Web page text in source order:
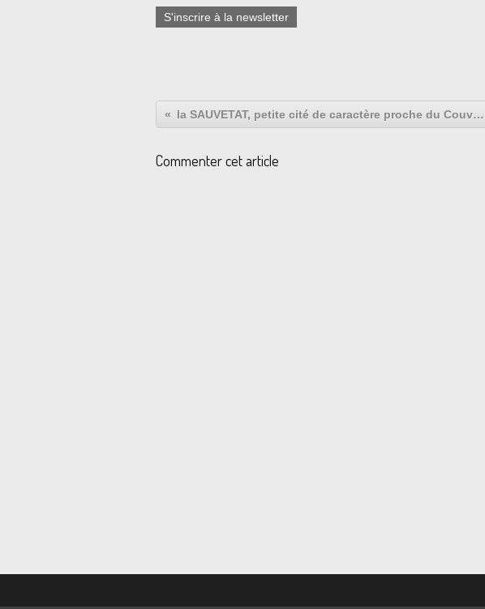
S'inscrire à la newsletter
la SAUVETAT, petite cité de caractère proche du Couvent
Commenter cet article